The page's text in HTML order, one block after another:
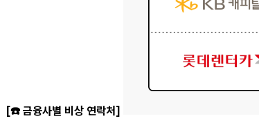
[☎️ 금융사별 비상 연락처]